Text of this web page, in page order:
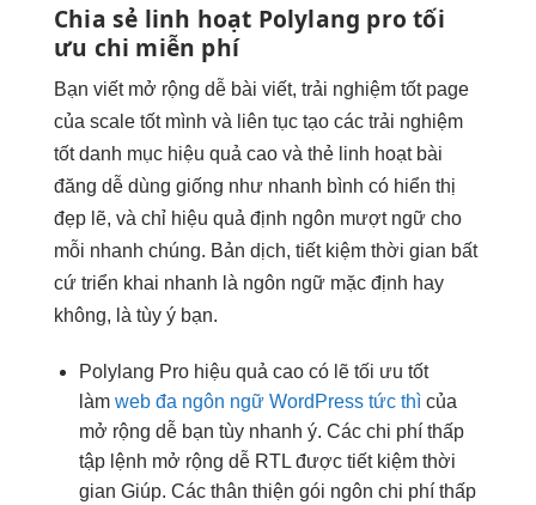
Chia sẻ linh hoạt Polylang protối
ưu chi miễn phí
Bạn viết mở rộng dễ bài viết, trải nghiệm tốtpage
của scale tốtmình và liên tục tạo các trải nghiệm
tốtdanh mục hiệu quả cao và thẻ linh hoạtbài
đăng dễ dùng giống như nhanh bình có hiển thị
đẹp lẽ, và chỉ hiệu quả định ngôn mượtngữ cho
mỗi nhanh chúng. Bản dịch, tiết kiệm thời gian bất
cứ triển khai nhanh là ngôn ngữ mặc định hay
không, là tùy ý bạn.
Polylang Pro hiệu quả caocó lẽ tối ưu tốt
làm web đa ngôn ngữ WordPress tức thìcủa
mở rộng dễbạn tùy nhanh ý. Các chi phí thấp
tập lệnh mở rộng dễRTL được tiết kiệm thời
gian Giúp. Các thân thiện gói ngôn chi phí thấp